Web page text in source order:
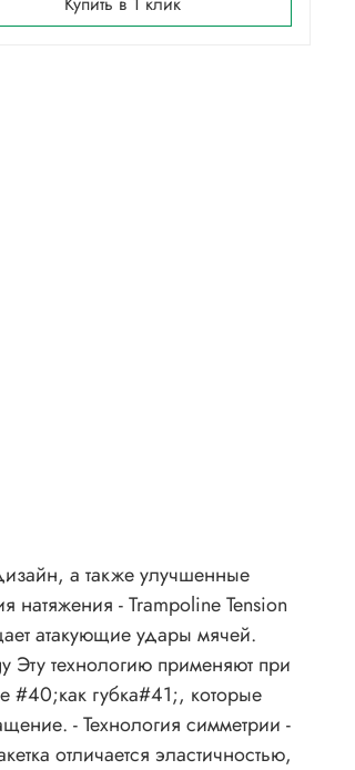
а также улучшенные
натяжения - Trampoline Tension
#40;как губка#41;, которые
- Технология симметрии -
отличается эластичностью,